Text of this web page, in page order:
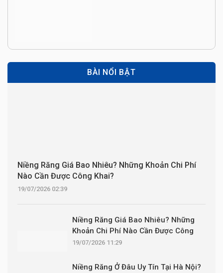
BÀI NỔI BẬT
Niềng Răng Giá Bao Nhiêu? Những Khoản Chi Phí
Nào Cần Được Công Khai?
19/07/2026 02:39
Niềng Răng Giá Bao Nhiêu? Những
Khoản Chi Phí Nào Cần Được Công
Khai?
19/07/2026 11:29
Niềng Răng Ở Đâu Uy Tín Tại Hà Nội?